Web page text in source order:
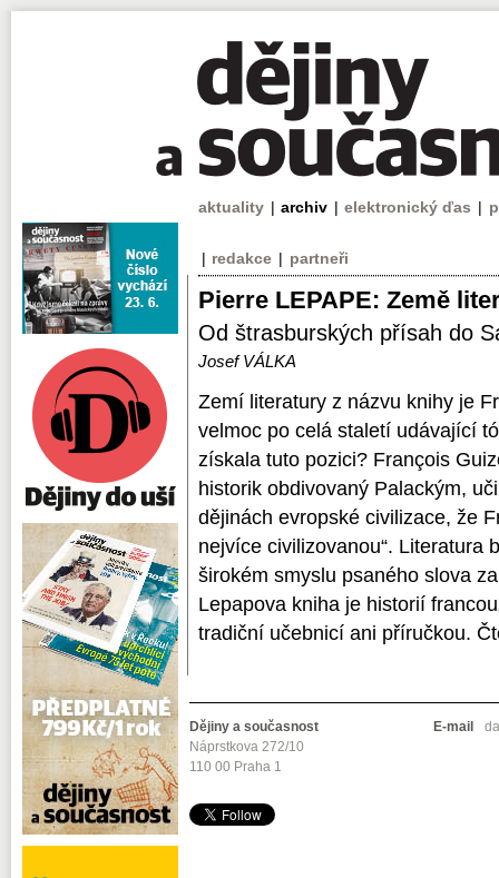
aktuality | archiv | elektronický ďas |
| redakce | partneři
Pierre LEPAPE: Země
Od štrasburských přísah do
Josef VÁLKA
Zemí literatury z názvu knihy je
velmoc po celá staletí udávající
získala tuto pozici? François
historik obdivovaný Palackým,
dějinách evropské civilizace, že
nejvíce civilizovanou“. Literatura
širokém smyslu psaného slova
Lepapova kniha je historií
tradiční učebnicí ani příručkou.
Dějiny a současnost
Náprstkova 272/10
110 00 Praha 1
E-mail